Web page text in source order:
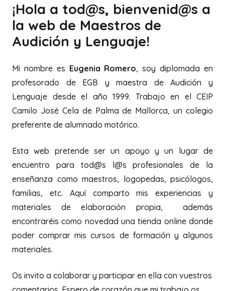
¡Hola a tod@s, bienvenid@s a
la web de Maestros de
Audición y Lenguaje!
Mi nombre es Eugenia Romero, soy diplomada en
profesorado de EGB y maestra de Audición y
Lenguaje desde el año 1999. Trabajo en el CEIP
Camilo José Cela de Palma de Mallorca, un colegio
preferente de alumnado motórico.
Esta web pretende ser un apoyo y un lugar de
encuentro para tod@s l@s profesionales de la
enseñanza como maestros, logopedas, psicólogos,
familias, etc. Aquí comparto mis experiencias y
materiales de elaboración propia, además
encontraréis como novedad una tienda online donde
poder comprar mis cursos de formación y algunos
materiales.
Os invito a colaborar y participar en ella con vuestros